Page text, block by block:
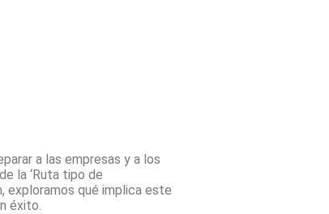
a las empresas y a los
la ‘Ruta tipo de
exploramos qué implica este
éxito.